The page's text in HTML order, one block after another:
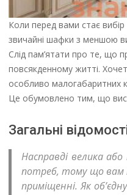
Коли перед вами стає
звичайні шафки з меншою
Слід пам’ятати про те, що
повсякденному житті.
особливо малогабаритних
Це обумовлено тим, що
Загальні
Насправді велика
потреб, тому що вам
приміщенні. Як